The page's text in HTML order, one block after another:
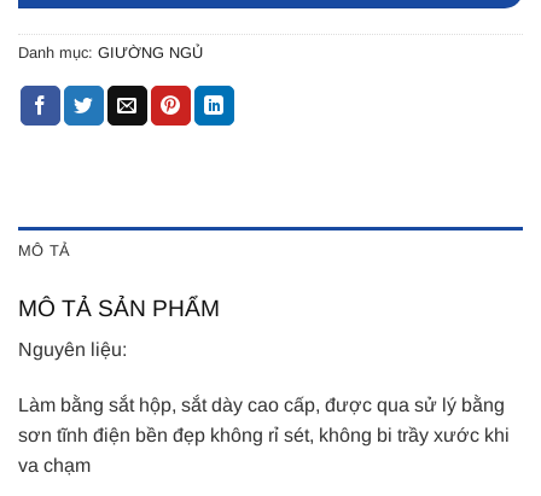
Danh mục: GIƯỜNG NGỦ
MÔ TẢ
MÔ TẢ SẢN PHẨM
Nguyên liệu:
Làm bằng sắt hộp, sắt dày cao cấp, được qua sử lý bằng
sơn tĩnh điện bền đẹp không rỉ sét, không bi trầy xước khi
va chạm